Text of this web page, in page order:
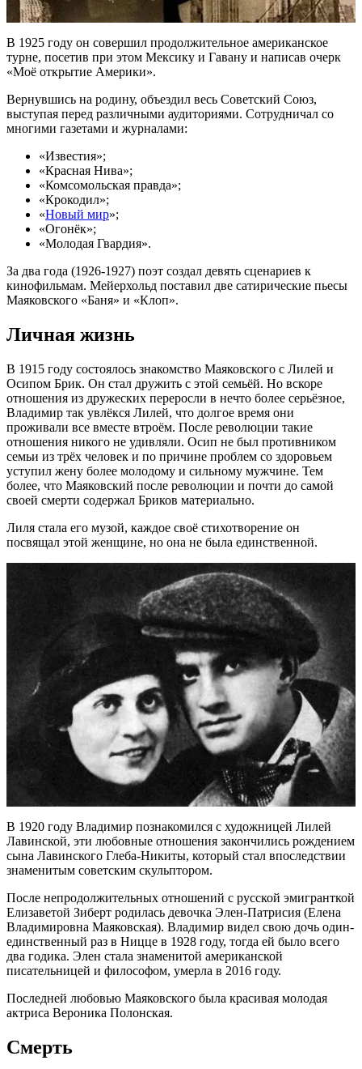
В 1925 году он совершил продолжительное американское
турне, посетив при этом Мексику и Гавану и написав очерк
«Моё открытие Америки».
Вернувшись на родину, объездил весь Советский Союз,
выступая перед различными аудиториями. Сотрудничал со
многими газетами и журналами:
«Известия»;
«Красная Нива»;
«Комсомольская правда»;
«Крокодил»;
«Новый мир»;
«Огонёк»;
«Молодая Гвардия».
За два года (1926-1927) поэт создал девять сценариев к
кинофильмам. Мейерхольд поставил две сатирические пьесы
Маяковского «Баня» и «Клоп».
Личная жизнь
В 1915 году состоялось знакомство Маяковского с Лилей и
Осипом Брик. Он стал дружить с этой семьёй. Но вскоре
отношения из дружеских переросли в нечто более серьёзное,
Владимир так увлёкся Лилей, что долгое время они
проживали все вместе втроём. После революции такие
отношения никого не удивляли. Осип не был противником
семьи из трёх человек и по причине проблем со здоровьем
уступил жену более молодому и сильному мужчине. Тем
более, что Маяковский после революции и почти до самой
своей смерти содержал Бриков материально.
Лиля стала его музой, каждое своё стихотворение он
посвящал этой женщине, но она не была единственной.
В 1920 году Владимир познакомился с художницей Лилей
Лавинской, эти любовные отношения закончились рождением
сына Лавинского Глеба-Никиты, который стал впоследствии
знаменитым советским скульптором.
После непродолжительных отношений с русской эмигранткой
Елизаветой Зиберт родилась девочка Элен-Патрисия (Елена
Владимировна Маяковская). Владимир видел свою дочь один-
единственный раз в Ницце в 1928 году, тогда ей было всего
два годика. Элен стала знаменитой американской
писательницей и философом, умерла в 2016 году.
Последней любовью Маяковского была красивая молодая
актриса Вероника Полонская.
Смерть